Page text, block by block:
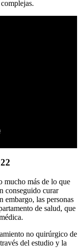
mucho más de lo que
conseguido curar
embargo, las personas
de salud, que
no quirúrgico de
del estudio y la